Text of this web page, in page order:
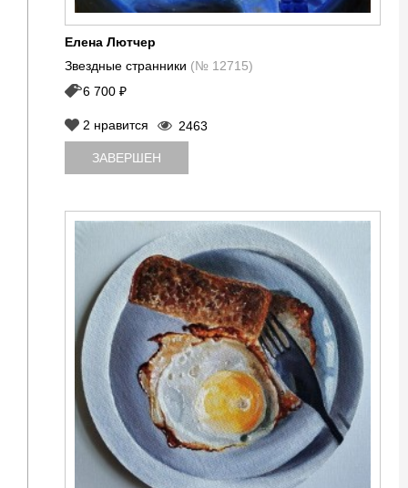
Елена Лютчер
Звездные странники (№ 12715)
6 700 ₽
2 нравится 2463
ЗАВЕРШЕН